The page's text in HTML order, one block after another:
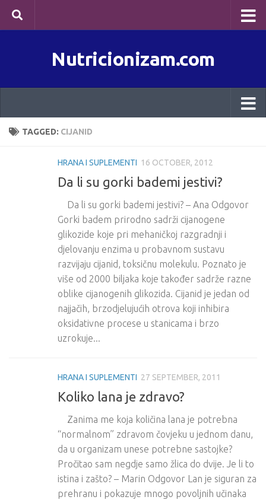
Skip to content
Nutricionizam.com
TAGGED: CIJANID
HRANA I SUPLEMENTI 16 OCTOBER, 2012
Da li su gorki bademi jestivi?
Da li su gorki bademi jestivi? – Ana Odgovor
Gorki badem prirodno sadrži cijanogene
glikozide koje pri mehaničkoj razgradnji i
djelovanju enzima u probavnom sustavu
razvijaju cijanid, toksičnu molekulu. Poznato je
više od 2000 biljaka koje također sadrže razne
oblike cijanogenih glikozida. Cijanid je jedan od
najjačih, brzodjelujućih otrova koji inhibira
oksidativne procese u stanicama i brzo
uzrokuje...
HRANA I SUPLEMENTI 27 SEPTEMBER, 2011
Koliko lana je zdravo?
Zanima me koja količina lana je potrebna
“normalnom” zdravom čovjeku u jednom danu,
da u organizam unese potrebne sastojke?
Pročitao sam negdje samo žlica do dvije. Je li to
istina i zašto? – Marin Odgovor Lan je siguran za
prehranu i pokazuje mnogo povoljnih učinaka